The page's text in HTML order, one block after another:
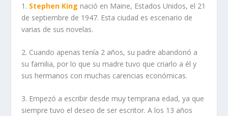
1. Stephen King nació en Maine, Estados Unidos, el 21
de septiembre de 1947. Esta ciudad es escenario de
varias de sus novelas.
2. Cuando apenas tenía 2 años, su padre abandonó a
su familia, por lo que su madre tuvo que criarlo a él y
sus hermanos con muchas carencias económicas.
3. Empezó a escribir desde muy temprana edad, ya que
siempre tuvo el deseo de ser escritor. A los 13 años